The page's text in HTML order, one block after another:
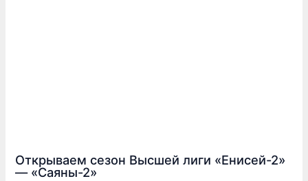
Открываем сезон Высшей лиги «Енисей-2»
— «Саяны-2»